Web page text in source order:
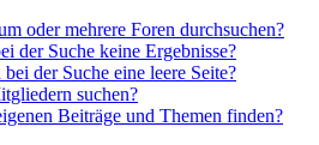
oder mehrere Foren durchsuchen?
der Suche keine Ergebnisse?
der Suche eine leere Seite?
suchen?
Beiträge und Themen finden?